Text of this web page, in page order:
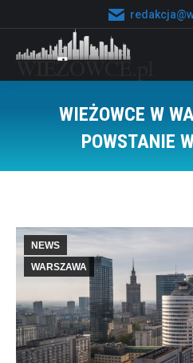
WIEŻOWCE W
POWSTANIE
NEWS
WARSZAWA